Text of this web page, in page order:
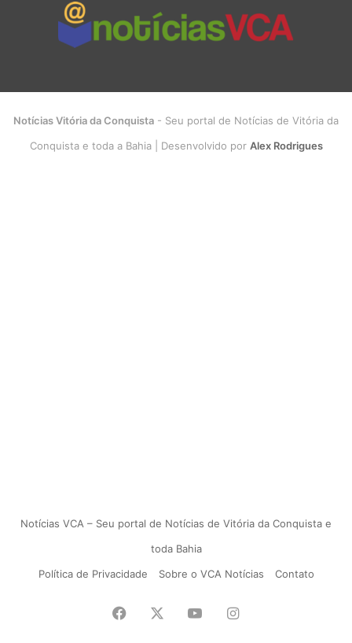
Notícias Vitória da Conquista - Seu portal de Notícias de Vitória da
Conquista e toda a Bahia | Desenvolvido por Alex Rodrigues
Notícias VCA – Seu portal de Notícias de Vitória da Conquista e
toda Bahia
Política de Privacidade
Sobre o VCA Notícias Contato
Facebook YouTubeInstagram